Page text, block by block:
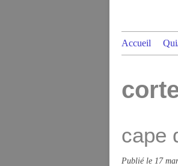
Accueil
cape
Publié le 17